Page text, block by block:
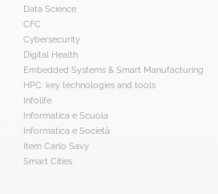
Data Science
CFC
Cybersecurity
Digital Health
Embedded Systems & Smart Manufacturing
HPC: key technologies and tools
Infolife
Informatica e Scuola
Informatica e Società
Item Carlo Savy
Smart Cities